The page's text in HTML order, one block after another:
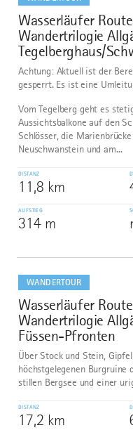
6
Wasserläufer
Wandertrilogie
Tegelberghaus/
Achtung: Aktuell ist der
gesperrt. Es ist eine
Vom Tegelberg geht es
Aussichtsbalkone auf den
Schlösser, die
Neuschwanstein und am...
DISTANZ
11,8 km
AUFSTIEG
314 m
WANDERTOUR
7
Wasserläufer
Wandertrilogie
Füssen-Pfronten
Über Stock und Stein,
höchstgelegenen Burgruine
stillen Bergsee und einer
DISTANZ
17,2 km
dazu